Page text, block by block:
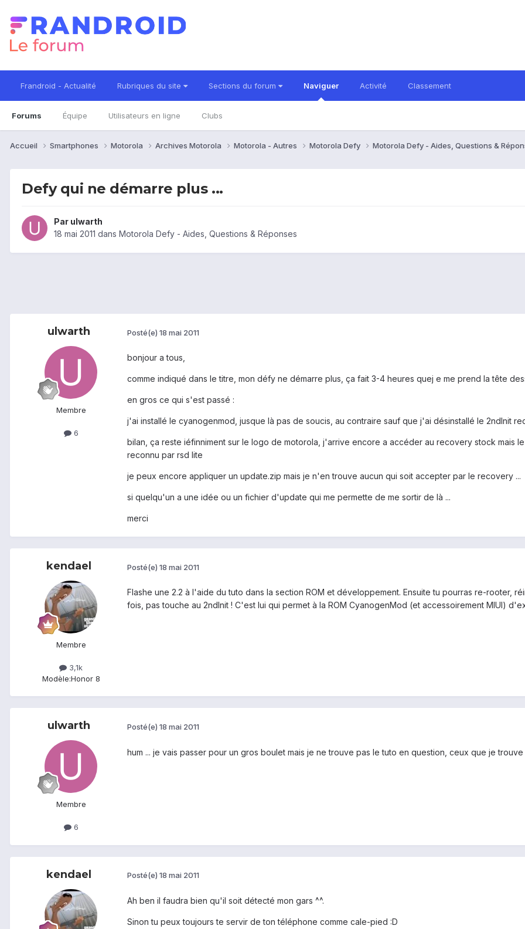
Frandroid - Actualité Rubriques du site Sections du forum Naviguer
Forums Équipe Utilisateurs en ligne Clubs
Activité Classement
Accueil Smartphones Motorola Archives Motorola Motorola - Autres Motorola Defy Motorola Defy - Aides, Questions &
Defy qui ne démarre plus ...
Par ulwarth
18 mai 2011 dans Motorola Defy - Aides, Questions & Réponses
ulwarth
Membre
6
Posté(e) 18 mai 2011
bonjour a tous,
comme indiqué dans le titre, mon défy ne démarre plus, ça fait 3-4 heures quej e me prend la tête
en gros ce qui s'est passé :
j'ai installé le cyanogenmod, jusque là pas de soucis, au contraire sauf que j'ai désinstallé le 2ndInit
bilan, ça reste iéfinniment sur le logo de motorola, j'arrive encore a accéder au recovery stock mais
reconnu par rsd lite
je peux encore appliquer un update.zip mais je n'en trouve aucun qui soit accepter par le recovery ...
si quelqu'un a une idée ou un fichier d'update qui me permette de me sortir de là ...
merci
kendael
Membre
3,1k
Modèle:Honor 8
Posté(e) 18 mai 2011
Flashe une 2.2 à l'aide du tuto dans la section ROM et développement. Ensuite tu pourras re-rooter,
fois, pas touche au 2ndInit ! C'est lui qui permet à la ROM CyanogenMod (et accessoirement MIUI)
ulwarth
Membre
6
Posté(e) 18 mai 2011
hum ... je vais passer pour un gros boulet mais je ne trouve pas le tuto en question, ceux que je
kendael Posté(e) 18 mai 2011
Ah ben il faudra bien qu'il soit détecté mon gars ^^.
Sinon tu peux toujours te servir de ton téléphone comme cale-pied :D